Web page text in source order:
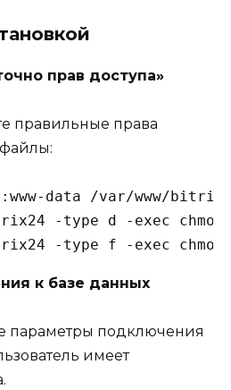
прав доступа»
правильные права
data /var/www/
-type d -exec
к базе данных
параметры подключения
имеет